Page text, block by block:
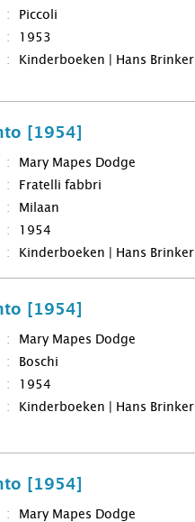
Piccoli
1953
Kinderboeken | Hans Brinker
[1954]
Mary Mapes Dodge
Fratelli fabbri
Milaan
1954
Kinderboeken | Hans Brinker
[1954]
Mary Mapes Dodge
Boschi
1954
Kinderboeken | Hans Brinker
[1954]
Mary Mapes Dodge